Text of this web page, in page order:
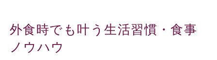
食事ノウハウでダイエット中も外食を楽
しむ方法
外食時でも叶う生活習慣・食事
ノウハウ